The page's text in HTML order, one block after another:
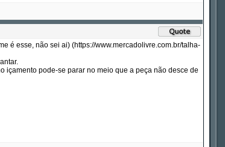
é esse, não sei ai) (https://www.mercadolivre.com.br/talha-
içamento pode-se parar no meio que a peça não desce de